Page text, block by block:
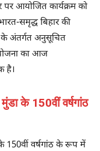
आयोजित कार्यक्रम को
समृद्ध बिहार की
के अंतर्गत अनुसूचित
का आज
है।
के 150वीं वर्षगांठ
150वीं वर्षगांठ के रूप में